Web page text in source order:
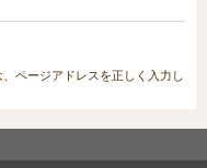
ページアドレスを正しく入力し